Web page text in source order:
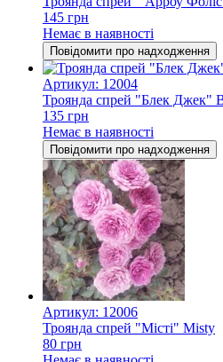
145 грн
Немає в наявності
Повідомити про надходження
Артикул: 12004
Троянда спрей "Блек Джек"
135 грн
Немає в наявності
Повідомити про надходження
Артикул: 12006
Троянда спрей "Місті" Misty
80 грн